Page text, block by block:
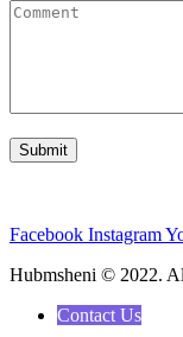
Facebook Instagram
Hubmsheni © 2022.
Contact Us